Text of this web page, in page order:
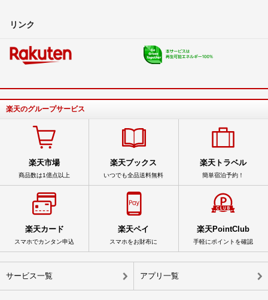
リンク
楽天のグループサービス
楽天市場
商品数は1億点以上
楽天ブックス
いつでも全品送料無料
楽天トラベル
簡単宿泊予約！
楽天カード
スマホでカンタン申込
楽天ペイ
スマホをお財布に
楽天PointClub
手軽にポイントを確認
サービス一覧 アプリ一覧